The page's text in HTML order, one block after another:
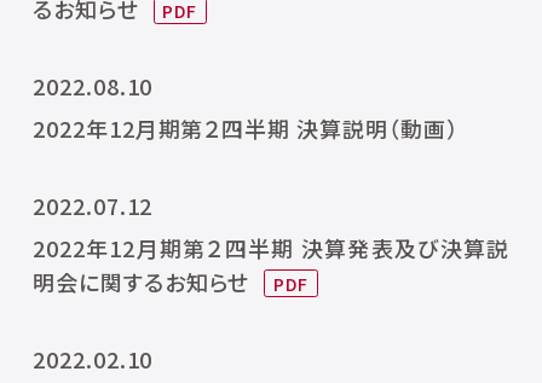
るお知らせ
2022.08.10
2022年12月期第２四半期 決算説明（動画）
2022.07.12
2022年12月期第２四半期 決算発表及び決算説
明会に関するお知らせ
2022.02.10